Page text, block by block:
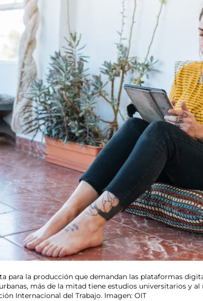
para la producción que demandan las plataformas
más de la mitad tiene estudios universitarios y
Internacional del Trabajo. Imagen: OIT